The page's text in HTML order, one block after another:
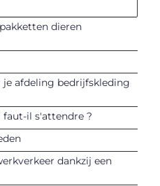
dieren
afdeling bedrijfskleding
faut-il s'attendre ?
dankzij een